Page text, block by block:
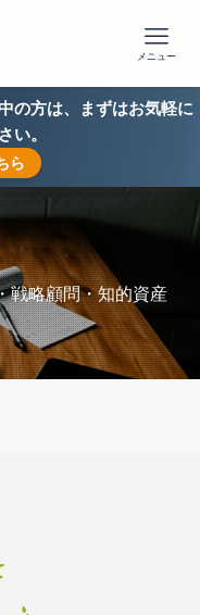
メニュー
の方は、まずはお気軽に
い。
ら
戦略顧問・知的資産